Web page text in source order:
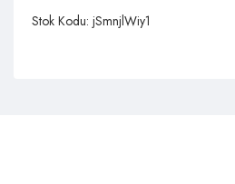
Stok Kodu: jSmnjlWiy1